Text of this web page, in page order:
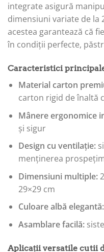
integrate asigură
dimensiuni variate de la
acestea garantează că
în condiții perfecte,
Caracteristici
Material carton
carton rigid de înaltă
Mânere ergonomice
și sigur
Design cu ventilație:
menținerea
Dimensiuni multiple:
29×29 cm
Culoare albă elegantă:
Asamblare facilă:
Aplicații versatile cutii